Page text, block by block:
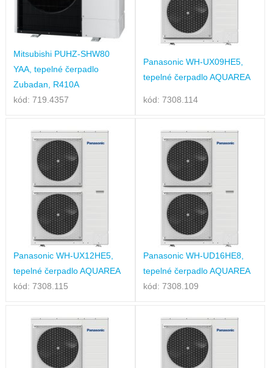
Mitsubishi PUHZ-SHW80
YAA, tepelné čerpadlo
Zubadan, R410A
kód: 719.4357
Panasonic WH-UX09HE5,
tepelné čerpadlo AQUAREA
kód: 7308.114
Panasonic WH-UX12HE5,
tepelné čerpadlo AQUAREA
kód: 7308.115
Panasonic WH-UD16HE8,
tepelné čerpadlo AQUAREA
kód: 7308.109